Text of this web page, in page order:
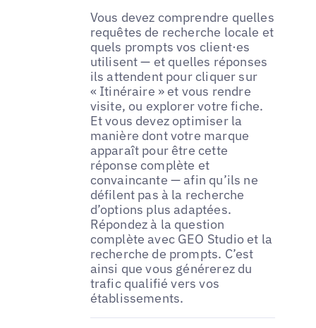
Vous devez comprendre quelles
requêtes de recherche locale et
quels prompts vos client·es
utilisent — et quelles réponses
ils attendent pour cliquer sur
« Itinéraire » et vous rendre
visite, ou explorer votre fiche.
Et vous devez optimiser la
manière dont votre marque
apparaît pour être cette
réponse complète et
convaincante — afin qu’ils ne
défilent pas à la recherche
d’options plus adaptées.
Répondez à la question
complète avec GEO Studio et la
recherche de prompts. C’est
ainsi que vous générerez du
trafic qualifié vers vos
établissements.